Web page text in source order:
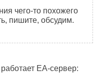
чего-то похожего
пишите, обсудим.
ЕА-сервер: